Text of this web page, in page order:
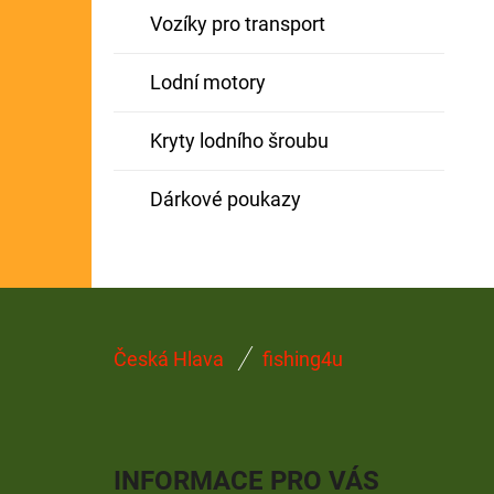
Vozíky pro transport
Lodní motory
Kryty lodního šroubu
Dárkové poukazy
Česká Hlava fishing4u
INFORMACE PRO VÁS